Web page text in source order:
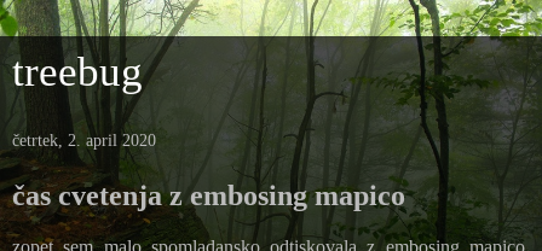
treebug
četrtek, 2. april 2020
čas cvetenja z embosing mapico
zopet sem malo spomladansko odtiskovala z embosing mapico,